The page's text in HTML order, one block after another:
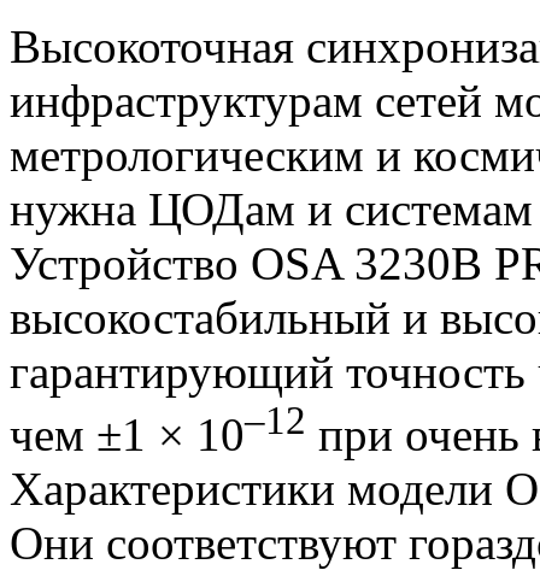
Высокоточная
инфраструктурам сетей
метрологическим и
нужна ЦОДам и системам
Устройство OSA 3230B
высокостабильный и
гарантирующий
чем ±1 × 10–12 при очень
Характеристики модели
Они соответствуют